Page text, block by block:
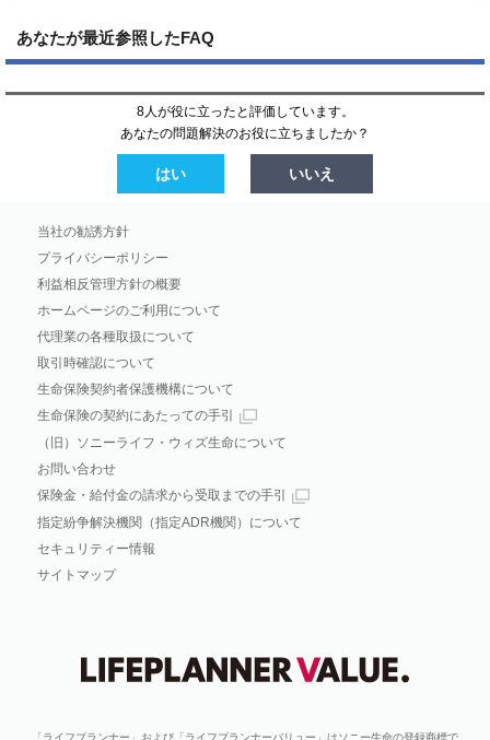
あなたが最近参照したFAQ
8人が役に立ったと評価しています。
あなたの問題解決のお役に立ちましたか？
はい いいえ
当社の勧誘方針
プライバシーポリシー
利益相反管理方針の概要
ホームページのご利用について
代理業の各種取扱について
取引時確認について
生命保険契約者保護機構について
生命保険の契約にあたっての手引
（旧）ソニーライフ・ウィズ生命について
お問い合わせ
保険金・給付金の請求から受取までの手引
指定紛争解決機関（指定ADR機関）について
セキュリティー情報
サイトマップ
「ライフプランナー」および「ライフプランナーバリュー」はソニー生命の登録商標で